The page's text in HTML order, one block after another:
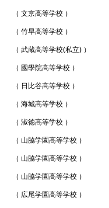
（ 文京高等学校 ）
（ 竹早高等学校 ）
（ 武蔵高等学校(私立) ）
（ 國學院高等学校 ）
（ 日比谷高等学校 ）
（ 海城高等学校 ）
（ 淑徳高等学校 ）
（ 山脇学園高等学校 ）
（ 山脇学園高等学校 ）
（ 山脇学園高等学校 ）
（ 広尾学園高等学校 ）